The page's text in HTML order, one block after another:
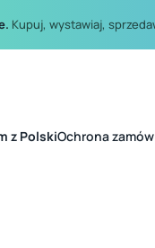
Kupuj, wystawiaj,
z PolskiOchrona